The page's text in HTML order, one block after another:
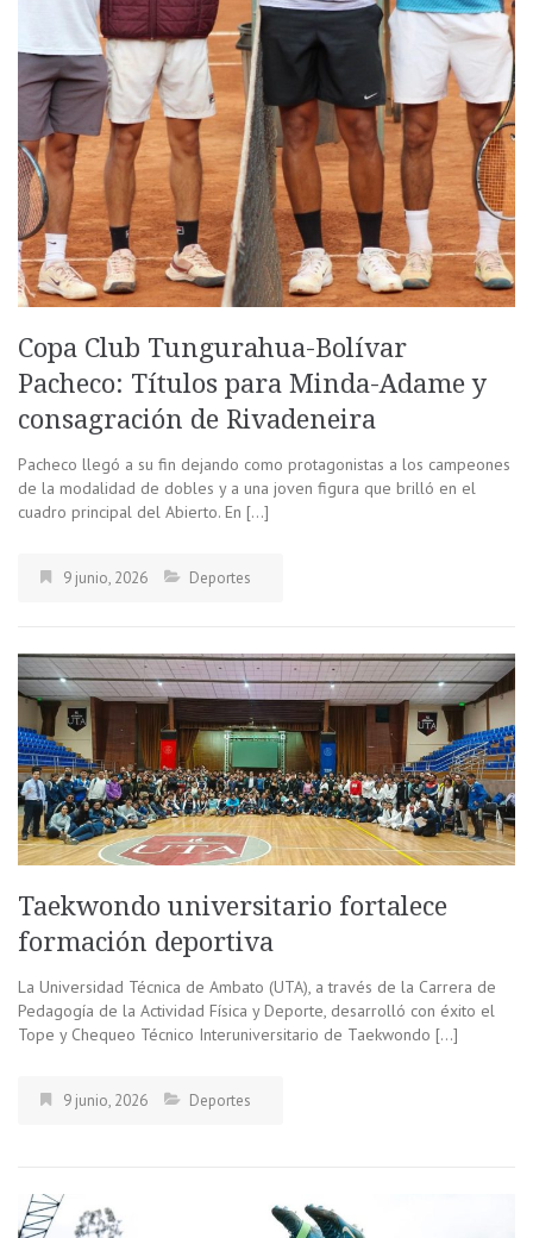
Copa Club Tungurahua-Bolívar
Pacheco: Títulos para Minda-Adame y
consagración de Rivadeneira
Pacheco llegó a su fin dejando como protagonistas a los campeones
de la modalidad de dobles y a una joven figura que brilló en el
cuadro principal del Abierto. En […]
9 junio, 2026 Deportes
Taekwondo universitario fortalece
formación deportiva
La Universidad Técnica de Ambato (UTA), a través de la Carrera de
Pedagogía de la Actividad Física y Deporte, desarrolló con éxito el
Tope y Chequeo Técnico Interuniversitario de Taekwondo […]
9 junio, 2026 Deportes